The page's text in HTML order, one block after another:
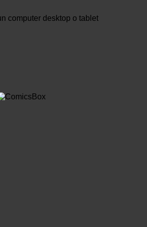
computer desktop o tablet